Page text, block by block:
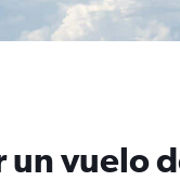
un vuelo